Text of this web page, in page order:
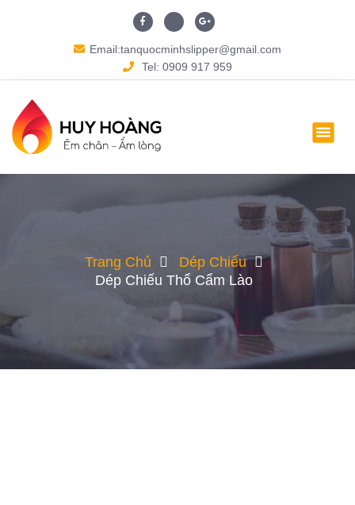
Email:tanquocminhslipper@gmail.com
Tel: 0909 917 959
Trang Chủ
Dép Chiếu
Dép Chiếu Thổ Cẩm Lào